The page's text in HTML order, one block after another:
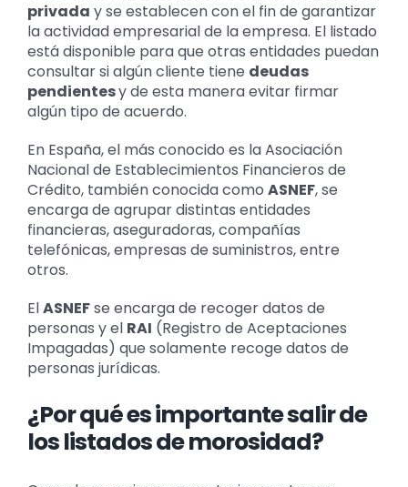
privada y se establecen con el fin de garantizar
la actividad empresarial de la empresa. El listado
está disponible para que otras entidades puedan
consultar si algún cliente tiene deudas
pendientesy de esta manera evitar firmar
algún tipo de acuerdo.
En España, el más conocido es la Asociación
Nacional de Establecimientos Financieros de
Crédito, también conocida como ASNEF, se
encarga de agrupar distintas entidades
financieras, aseguradoras, compañías
telefónicas, empresas de suministros, entre
otros.
ElASNEFse encarga de recoger datos de
personas y el RAI (Registro de Aceptaciones
Impagadas) que solamente recoge datos de
personas jurídicas.
¿Por qué es importante salir de
los listados de morosidad?